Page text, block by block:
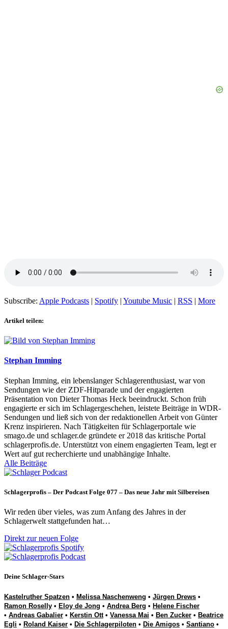
Subscribe: Apple Podcasts | Spotify | Youtube Music | RSS | More
Artikel teilen:
Stephan Imming
Stephan Imming, ein lebenslanger Schlagerenthusiast, war von
Sendungen wie der ZDF-Hitparade und der engagierten
Präsentation von Dieter Thomas Heck beeindruckt. Schon früh
engagierte er sich im Schlagergeschehen, leistete Beiträge in WDR-
Sendungen und ließ sich von der redaktionellen Arbeit von Günter
Krenz inspirieren. Nach Tätigkeiten für Schlagerportale wie
smago.de und schlager.de gründete er 2018 das kritische Portal
schlagerprofis.de. Unterstützt von einem engagierten Team, legt er
Wert auf gut recherchierte und unabhängige Inhalte.
Alle Beiträge
Schlagerprofis – Der Podcast Folge 077 – Das neue Jahr mit Silbereisen
Wir reden über vieles, was zum Anfang des Jahres in der
Schlagerwelt stattgefunden hat…
Direkt zur neuen Folge
Deine Schlager-Stars
Kastelruther Spatzen • Melissa Naschenweng • Jürgen Drews •
Ramon Roselly • Eloy de Jong • Andrea Berg • Helene Fischer
• Andreas Gabalier • Kerstin Ott• Vanessa Mai • Ben Zucker • Beatrice
Egli • Roland Kaiser • Die Schlagerpiloten • Die Amigos • Santiano •